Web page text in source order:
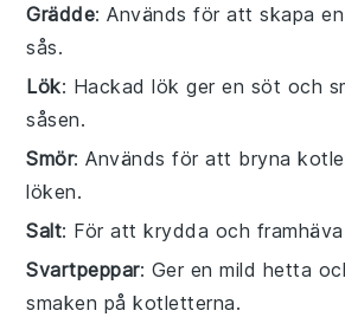
Grädde: Används för att skapa
sås.
Lök: Hackad lök ger en söt och
såsen.
Smör: Används för att bryna
löken.
Salt: För att krydda och framhäva
Svartpeppar: Ger en mild hetta
smaken på kotletterna.